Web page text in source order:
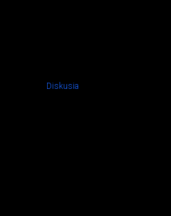
Diskusia